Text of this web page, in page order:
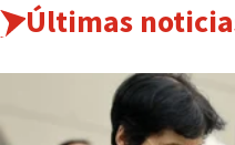
Últimas